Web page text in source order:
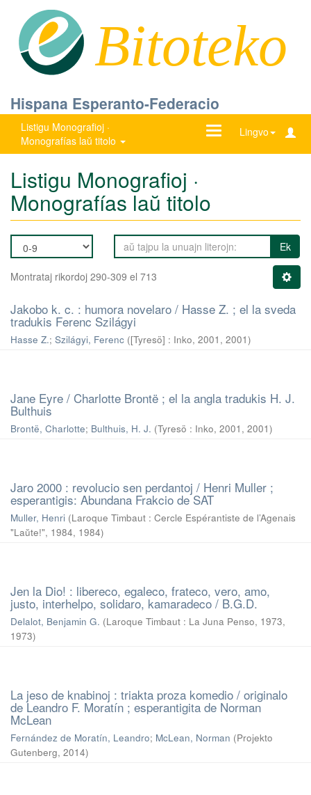
Bitoteko
Hispana Esperanto-Federacio
Listigu Monografioj ·
Monografías laŭ titolo
Lingvo
Ŝanĝu
Listigu Monografioj ·
Monografías laŭ titolo
Ek
Montrataj rikordoj 290-309 el 713
Jakobo k. c. : humora novelaro / Hasse Z. ; el la sveda
tradukis Ferenc Szilágyi
Hasse Z.; Szilágyi, Ferenc ([Tyresö] : Inko, 2001 , 2001)
Jane Eyre / Charlotte Brontë ; el la angla tradukis H. J.
Bulthuis
Brontë, Charlotte; Bulthuis, H. J. (Tyresö : Inko, 2001 , 2001)
Jaro 2000 : revolucio sen perdantoj / Henri Muller ;
esperantigis: Abundana Frakcio de SAT
Muller, Henri (Laroque Timbaut : Cercle Espérantiste de l’Agenais
"Laŭte!", 1984, 1984)
Jen la Dio! : libereco, egaleco, frateco, vero, amo,
justo, interhelpo, solidaro, kamaradeco / B.G.D.
Delalot, Benjamin G. (Laroque Timbaut : La Juna Penso, 1973,
1973)
La jeso de knabinoj : triakta proza komedio / originalo
de Leandro F. Moratín ; esperantigita de Norman
McLean
Fernández de Moratín, Leandro; McLean, Norman (Projekto
Gutenberg, 2014)